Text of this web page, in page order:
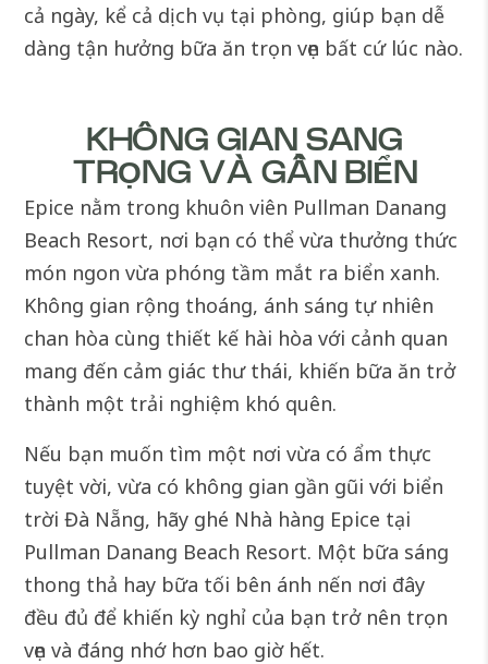
cả ngày, kể cả dịch vụ tại phòng, giúp bạn dễ
dàng tận hưởng bữa ăn trọn vẹn bất cứ lúc nào.
KHÔNG GIAN SANG
TRỌNG VÀ GẦN BIỂN
Epice nằm trong khuôn viên Pullman Danang
Beach Resort, nơi bạn có thể vừa thưởng thức
món ngon vừa phóng tầm mắt ra biển xanh.
Không gian rộng thoáng, ánh sáng tự nhiên
chan hòa cùng thiết kế hài hòa với cảnh quan
mang đến cảm giác thư thái, khiến bữa ăn trở
thành một trải nghiệm khó quên.
Nếu bạn muốn tìm một nơi vừa có ẩm thực
tuyệt vời, vừa có không gian gần gũi với biển
trời Đà Nẵng, hãy ghé Nhà hàng Epice tại
Pullman Danang Beach Resort. Một bữa sáng
thong thả hay bữa tối bên ánh nến nơi đây
đều đủ để khiến kỳ nghỉ của bạn trở nên trọn
vẹn và đáng nhớ hơn bao giờ hết.